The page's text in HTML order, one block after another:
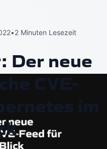
•2 Minuten Lesezeit
Der neue
CVE-
im